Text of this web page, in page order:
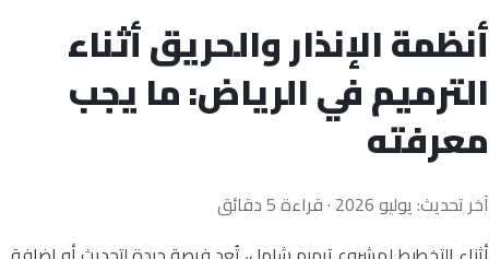
أنظمة الإنذار والحريق أثناء
الترميم في الرياض: ما يجب
معرفته
آخر تحديث: يوليو 2026 · قراءة 5 دقائق